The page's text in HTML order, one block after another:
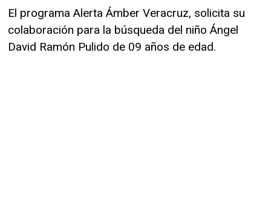
El programa Alerta Ámber Veracruz, solicita su
colaboración para la búsqueda del niño Ángel
David Ramón Pulido de 09 años de edad.